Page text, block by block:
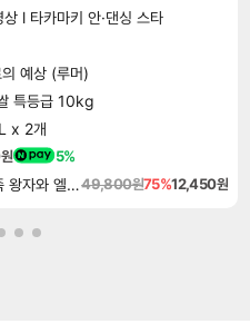
l 타카마키 안·댄싱 스타
예상 (루머)
특등급 10kg
x 2개
5%
드래곤 퀘스트 몬스터즈 3 마족 왕자와 엘프의 여행 Dragon Quest Monsters The Dark Prince49,800원75%12,450원